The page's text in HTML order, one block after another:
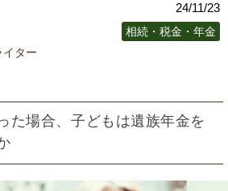
24/11/23
相続・税金・年金
イター
た場合、子どもは遺族年金を